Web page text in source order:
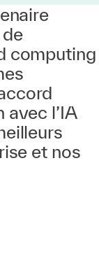
computing
l’IA
et nos